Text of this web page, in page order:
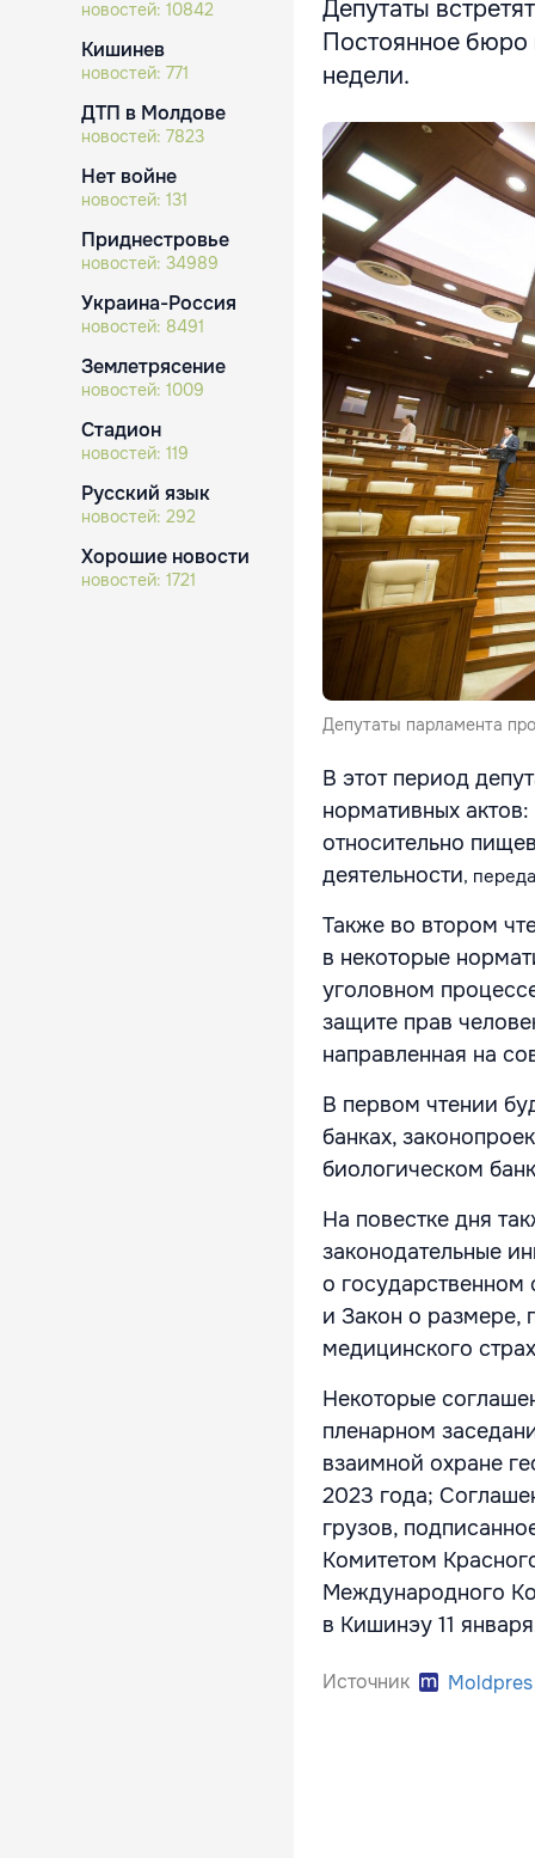
новостей: 10842
Кишинев
новостей: 771
ДТП в Молдове
новостей: 7823
Нет войне
новостей: 131
Приднестровье
новостей: 34989
Украина-Россия
новостей: 8491
Землетрясение
новостей: 1009
Стадион
новостей: 119
Русский язык
новостей: 292
Хорошие новости
новостей: 1721
Депутаты
Постоянное бюро
недели.
Депутаты парламента
В этот период
нормативных
относительно
деятельности,
Также во втором
в некоторые
уголовном
защите прав
направленная на
В первом чтении
банках,
биологическом
На повестке дня
законодательные
о
и Закон о размере,
медицинского
Некоторые
пленарном
взаимной охране
2023 года;
грузов,
Комитетом
Международного
в Кишинэу 11
Источник Moldpres